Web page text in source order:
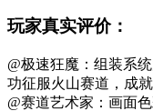
玩家真实评价：
@极速狂魔：组装系
功征服火山赛道，成
@赛道艺术家：画面